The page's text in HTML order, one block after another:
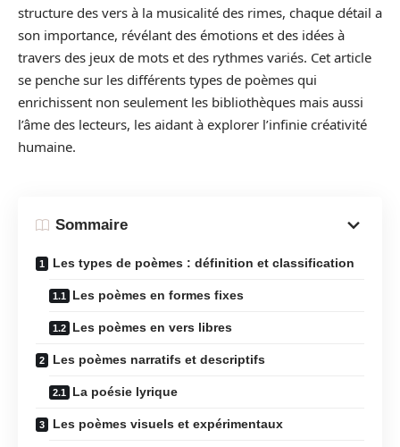
structure des vers à la musicalité des rimes, chaque détail a
son importance, révélant des émotions et des idées à
travers des jeux de mots et des rythmes variés. Cet article
se penche sur les différents types de poèmes qui
enrichissent non seulement les bibliothèques mais aussi
l’âme des lecteurs, les aidant à explorer l’infinie créativité
humaine.
Sommaire
Les types de poèmes : définition et classification
Les poèmes en formes fixes
Les poèmes en vers libres
Les poèmes narratifs et descriptifs
La poésie lyrique
Les poèmes visuels et expérimentaux